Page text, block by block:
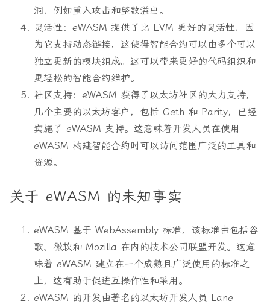
洞，例如重入攻击和整数溢出。
灵活性：eWASM 提供了比 EVM 更好的灵活性，因
为它支持动态链接，这使得智能合约可以由多个可以
独立更新的模块组成。这可以带来更好的代码组织和
更轻松的智能合约维护。
社区支持：eWASM 获得了以太坊社区的大力支持，
几个主要的以太坊客户，包括 Geth 和 Parity，已经
实施了 eWASM 支持。这意味着开发人员在使用
eWASM 构建智能合约时可以访问范围广泛的工具和
资源。
关于 eWASM 的未知事实
eWASM 基于 WebAssembly 标准，该标准由包括谷
歌、微软和 Mozilla 在内的技术公司联盟开发。这意
味着 eWASM 建立在一个成熟且广泛使用的标准之
上，这有助于促进互操作性和采用。
eWASM 的开发由著名的以太坊开发人员 Lane